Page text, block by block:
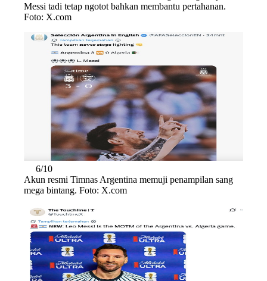
Messi tadi tetap ngotot bahkan membantu pertahanan.
Foto: X.com
6/10
Akun resmi Timnas Argentina memuji penampilan sang
mega bintang. Foto: X.com